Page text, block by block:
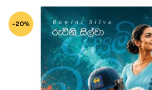
-20%